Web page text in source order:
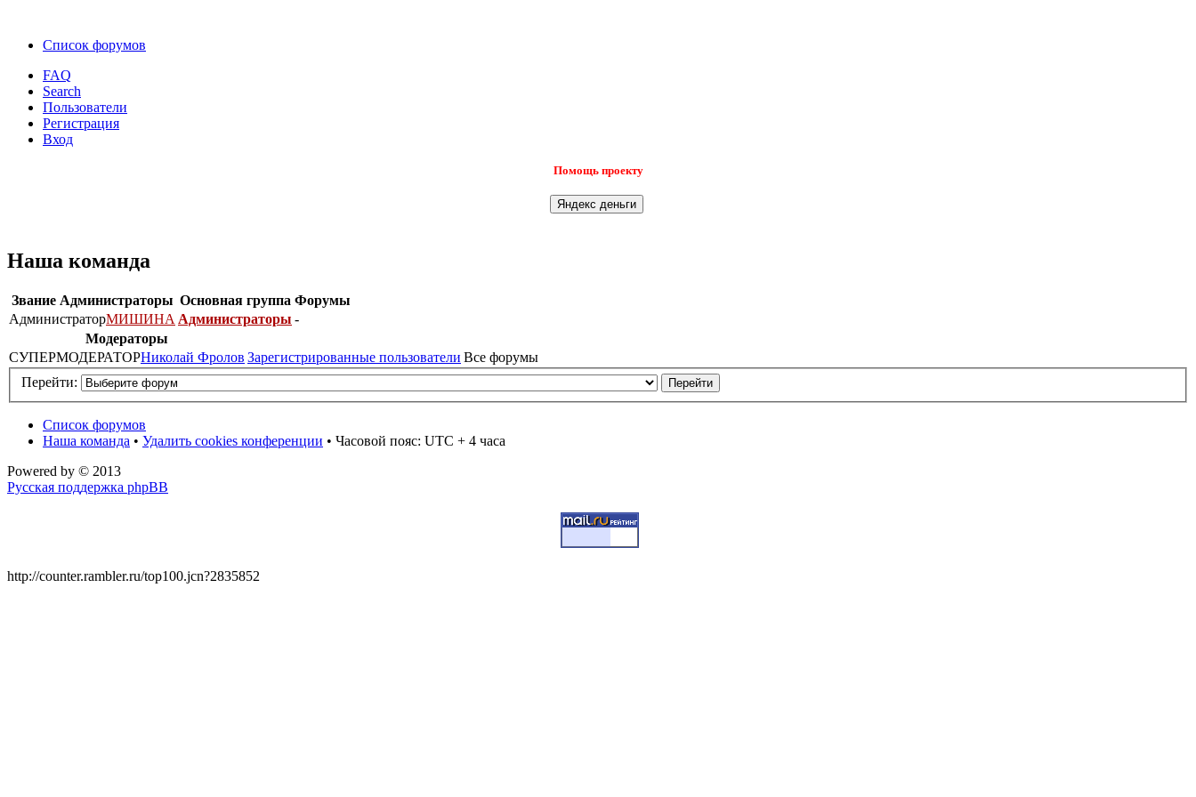
Список форумов
FAQ
Search
Пользователи
Регистрация
Вход
Помощь проекту
Наша команда
Звание Администраторы Основная группа Форумы
АдминистраторМИШИНА Администраторы -
Модераторы
СУПЕРМОДЕРАТОРНиколай Фролов Зарегистрированные пользователи Все форумы
Перейти:
Список форумов
Наша команда • Удалить cookies конференции • Часовой пояс: UTC + 4 часа
Powered by © 2013
Русская поддержка phpBB
http://counter.rambler.ru/top100.jcn?2835852